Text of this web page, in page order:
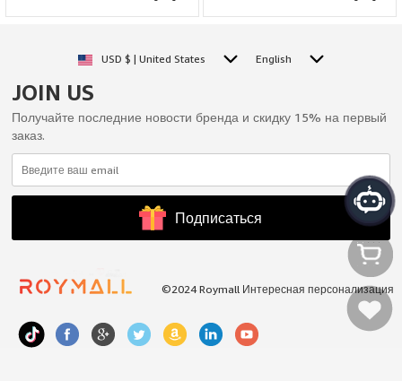
Liner, Black
USD $ | United States English
JOIN US
Получайте последние новости бренда и скидку 15% на первый
заказ.
Подписаться
©2024 Roymall Интересная персонализация
Моя